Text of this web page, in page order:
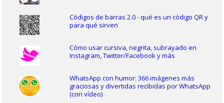
Códigos de barras 2.0 - qué es un código QR y
para qué sirven
Cómo usar cursiva, negrita, subrayado en
Instagram, Twitter/Facebook y más
WhatsApp con humor: 366 imágenes más
graciosas y divertidas recibidas por WhatsApp
(con vídeo)